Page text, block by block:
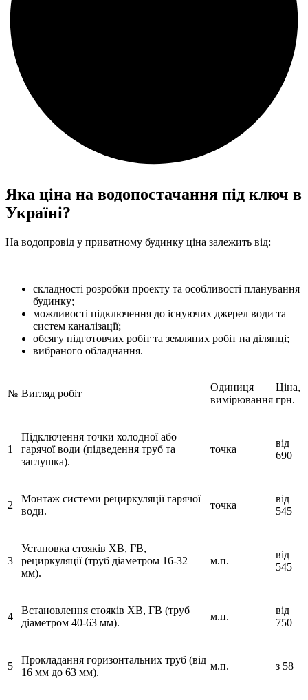
Яка ціна на водопостачання під ключ в
Україні?
На водопровід у приватному будинку ціна залежить від:
складності розробки проекту та особливості планування
будинку;
можливості підключення до існуючих джерел води та
систем каналізації;
обсягу підготовчих робіт та земляних робіт на ділянці;
вибраного обладнання.
№ Вигляд робіт
Одиниця
вимірювання
Ціна,
грн.
1
Підключення точки холодної або
гарячої води (підведення труб та
заглушка).
точка
від
690
2
Монтаж системи рециркуляції гарячої
води.
точка
від
545
3
Установка стояків ХВ, ГВ,
рециркуляції (труб діаметром 16-32
мм).
м.п.
від
545
4
Встановлення стояків ХВ, ГВ (труб
діаметром 40-63 мм).
м.п.
від
750
5
Прокладання горизонтальних труб (від
16 мм до 63 мм).
м.п. з 58